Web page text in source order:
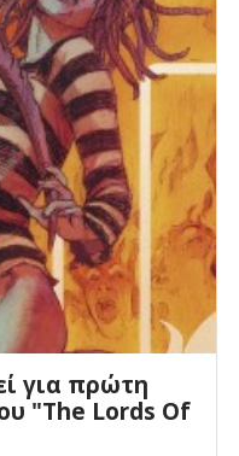
για πρώτη
"The Lords Of